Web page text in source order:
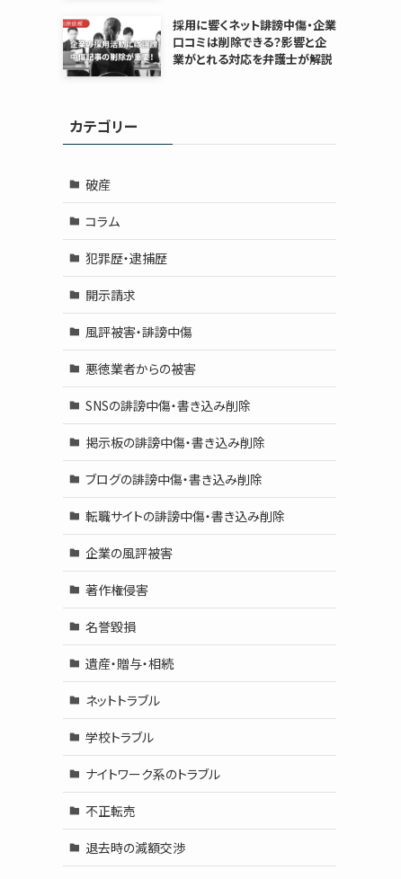
採用に響くネット誹謗中傷・企業
口コミは削除できる？影響と企
業がとれる対応を弁護士が解説
カテゴリー
破産
コラム
犯罪歴・逮捕歴
開示請求
風評被害・誹謗中傷
悪徳業者からの被害
SNSの誹謗中傷・書き込み削除
掲示板の誹謗中傷・書き込み削除
ブログの誹謗中傷・書き込み削除
転職サイトの誹謗中傷・書き込み削除
企業の風評被害
著作権侵害
名誉毀損
遺産・贈与・相続
ネットトラブル
学校トラブル
ナイトワーク系のトラブル
不正転売
退去時の減額交渉